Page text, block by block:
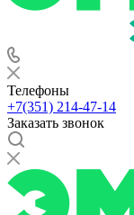
Телефоны
+7(351) 214-47-14
Заказать звонок